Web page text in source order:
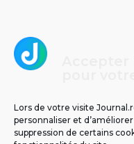
Lors de votre visite
personnaliser et
suppression de certains